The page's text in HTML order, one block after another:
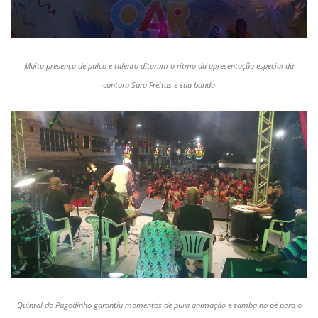
Muita presença de palco e talento ditaram o ritmo da apresentação especial da
cantora Sara Freitas e sua banda
Quintal do Pagodinho garantiu momentos de pura animação e samba no pé para o